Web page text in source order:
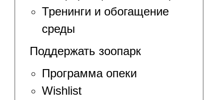
Тренинги и обогащение
среды
Поддержать зоопарк
Программа опеки
Wishlist